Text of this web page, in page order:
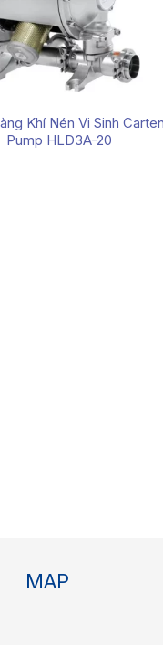
Khí Nén Vi Sinh Carten
Pump HLD3A-20
MAP